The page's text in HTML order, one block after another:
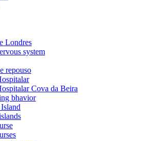
Londres
system
repouso
Cova da Beira
bhavior